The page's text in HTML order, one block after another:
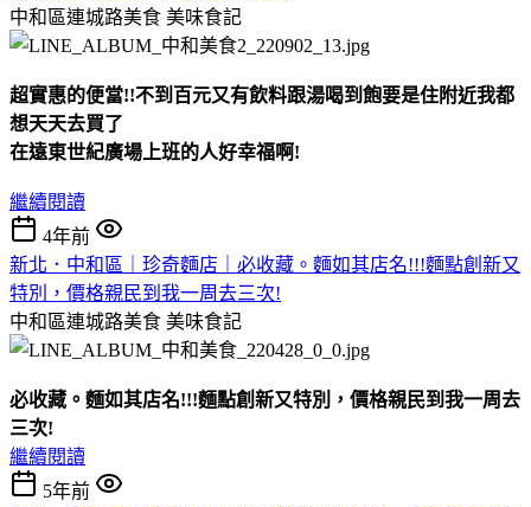
中和區連城路美食 美味食記
超實惠的便當!!不到百元又有飲料跟湯喝到飽要是住附近我都
想天天去買了
在遠東世紀廣場上班的人好幸福啊!
繼續閱讀
4年前
新北．中和區｜珍奇麵店｜必收藏。麵如其店名!!!麵點創新又
特別，價格親民到我一周去三次!
中和區連城路美食 美味食記
必收藏。麵如其店名!!!麵點創新又特別，價格親民到我一周去
三次!
繼續閱讀
5年前